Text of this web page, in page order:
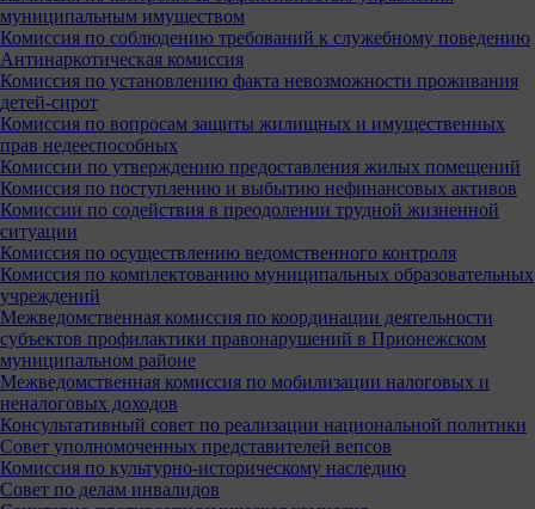
муниципальным имуществом
Комиссия по соблюдению требований к служебному поведению
Антинаркотическая комиссия
Комиссия по установлению факта невозможности проживания
детей-сирот
Комиссия по вопросам защиты жилищных и имущественных
прав недееспособных
Комиссии по утверждению предоставления жилых помещений
Комиссия по поступлению и выбытию нефинансовых активов
Комиссии по содействия в преодолении трудной жизненной
ситуации
Комиссия по осуществлению ведомственного контроля
Комиссия по комплектованию муниципальных образовательных
учреждений
Межведомственная комиссия по координации деятельности
субъектов профилактики правонарушений в Прионежском
муниципальном районе
Межведомственная комиссия по мобилизации налоговых и
неналоговых доходов
Консультативный совет по реализации национальной политики
Совет уполномоченных представителей вепсов
Комиссия по культурно-историческому наследию
Совет по делам инвалидов